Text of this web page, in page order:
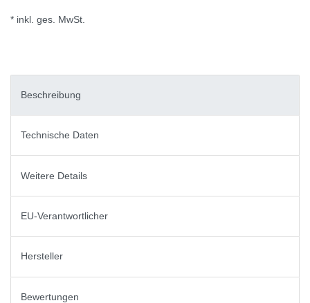
* inkl. ges. MwSt.
Beschreibung
Technische Daten
Weitere Details
EU-Verantwortlicher
Hersteller
Bewertungen